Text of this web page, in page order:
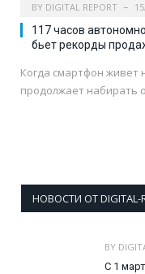
BY DIGITAL REPORT
117 часов
бьет рекорды
Когда смартфон живет
продолжает набирать
НОВОСТИ ОТ DIGITAL-
BY
С 1